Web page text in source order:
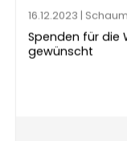
16.12.2023 |
Spenden für die
gewünscht